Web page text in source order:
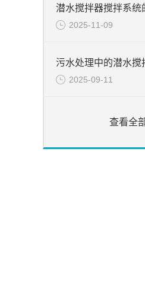
潜水搅拌器搅拌系统
2025-11-09
2025-09-11
查看全